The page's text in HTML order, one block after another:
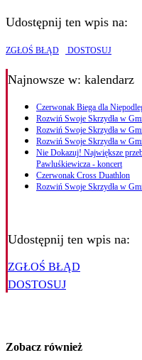
Udostępnij ten wpis na:
ZGŁOŚ BŁĄD DOSTOSUJ
Najnowsze w: kalendarz
Czerwonak Biega dla
Rozwiń Swoje Skrzydła w
Rozwiń Swoje Skrzydła w
Rozwiń Swoje Skrzydła w
Nie Dokazuj! Największe
Pawluśkiewicza - koncert
Czerwonak Cross Duathlon
Rozwiń Swoje Skrzydła w
Udostępnij ten wpis na:
ZGŁOŚ BŁĄD
DOSTOSUJ
Zobacz również